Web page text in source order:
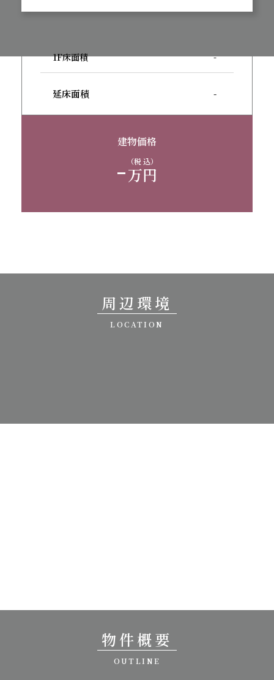
1F床面積 -
延床面積 -
建物価格
-万円
（税 込）
周辺環境
LOCATION
物件概要
OUTLINE